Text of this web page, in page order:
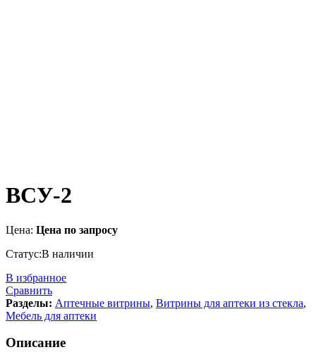
ВСУ-2
Цена: Цена по запросу
Статус:В наличии
В избранное
Сравнить
Разделы: Аптечные витрины, Витрины для аптеки из стекла,
Мебель для аптеки
Описание